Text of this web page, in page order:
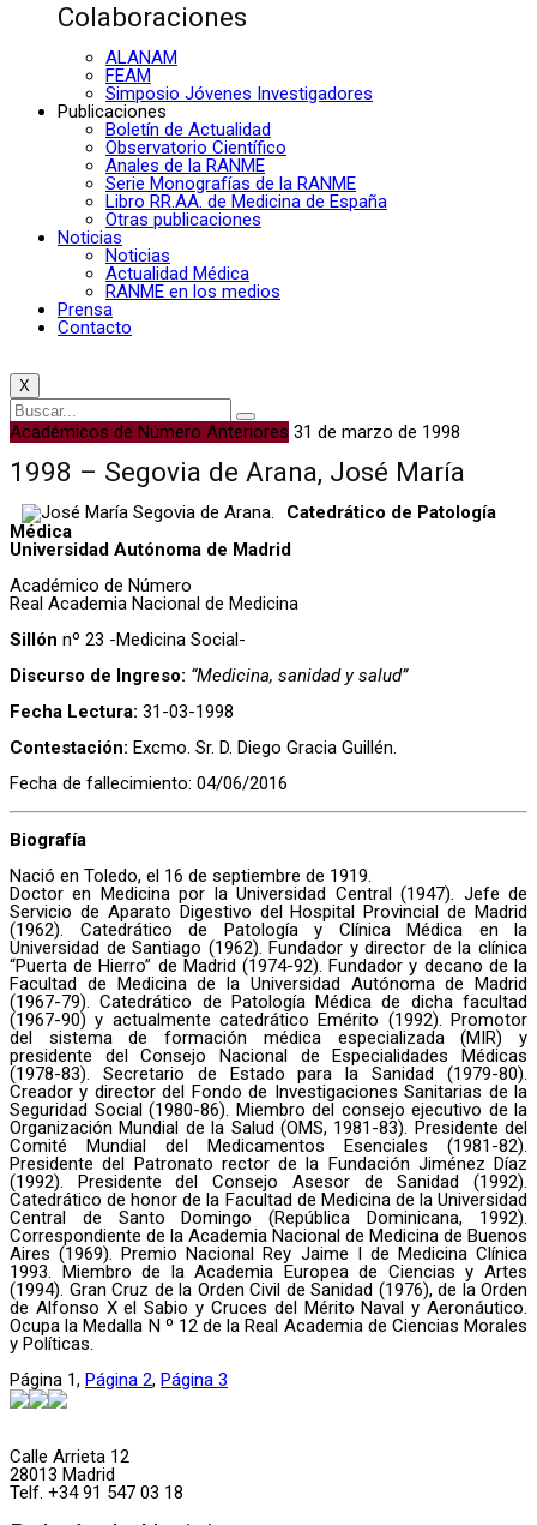
Colaboraciones
ALANAM
FEAM
Simposio Jóvenes Investigadores
Publicaciones
Boletín de Actualidad
Observatorio Científico
Anales de la RANME
Serie Monografías de la RANME
Libro RR.AA. de Medicina de España
Otras publicaciones
Noticias
Noticias
Actualidad Médica
RANME en los medios
Prensa
Contacto
X
Académicos de Número Anteriores 31 de marzo de 1998
1998 – Segovia de Arana, José María
Catedrático de Patología
Médica
Universidad Autónoma de Madrid
Académico de Número
Real Academia Nacional de Medicina
Sillón nº 23 -Medicina Social-
Discurso de Ingreso: “Medicina, sanidad y salud”
Fecha Lectura: 31-03-1998
Contestación: Excmo. Sr. D. Diego Gracia Guillén.
Fecha de fallecimiento: 04/06/2016
Biografía
Nació en Toledo, el 16 de septiembre de 1919.
Doctor en Medicina por la Universidad Central (1947). Jefe de
Servicio de Aparato Digestivo del Hospital Provincial de Madrid
(1962). Catedrático de Patología y Clínica Médica en la
Universidad de Santiago (1962). Fundador y director de la clínica
“Puerta de Hierro” de Madrid (1974-92). Fundador y decano de la
Facultad de Medicina de la Universidad Autónoma de Madrid
(1967-79). Catedrático de Patología Médica de dicha facultad
(1967-90) y actualmente catedrático Emérito (1992). Promotor
del sistema de formación médica especializada (MIR) y
presidente del Consejo Nacional de Especialidades Médicas
(1978-83). Secretario de Estado para la Sanidad (1979-80).
Creador y director del Fondo de Investigaciones Sanitarias de la
Seguridad Social (1980-86). Miembro del consejo ejecutivo de la
Organización Mundial de la Salud (OMS, 1981-83). Presidente del
Comité Mundial del Medicamentos Esenciales (1981-82).
Presidente del Patronato rector de la Fundación Jiménez Díaz
(1992). Presidente del Consejo Asesor de Sanidad (1992).
Catedrático de honor de la Facultad de Medicina de la Universidad
Central de Santo Domingo (República Dominicana, 1992).
Correspondiente de la Academia Nacional de Medicina de Buenos
Aires (1969). Premio Nacional Rey Jaime I de Medicina Clínica
1993. Miembro de la Academia Europea de Ciencias y Artes
(1994). Gran Cruz de la Orden Civil de Sanidad (1976), de la Orden
de Alfonso X el Sabio y Cruces del Mérito Naval y Aeronáutico.
Ocupa la Medalla N º 12 de la Real Academia de Ciencias Morales
y Políticas.
Página 1, Página 2, Página 3
Calle Arrieta 12
28013 Madrid
Telf. +34 91 547 03 18